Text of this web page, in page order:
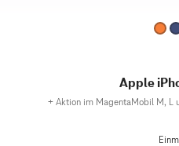
Apple
+ Aktion im MagentaMobil M, L